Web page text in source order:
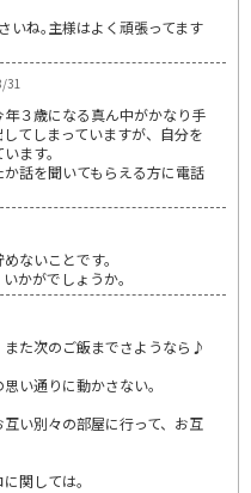
いね｡主様はよく頑張ってます
31
３歳になる真ん中がかなり手
てしまっていますが、自分を
ます。
話を聞いてもらえる方に電話
ないことです。
かがでしょうか。
た次のご飯までさようなら♪
い通りに動かさない。
い別々の部屋に行って、お互
関しては。